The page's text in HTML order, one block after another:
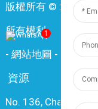
版權所有 © 2024 上
所有權利。
- 網站地圖 -
資源
No. 136,
1